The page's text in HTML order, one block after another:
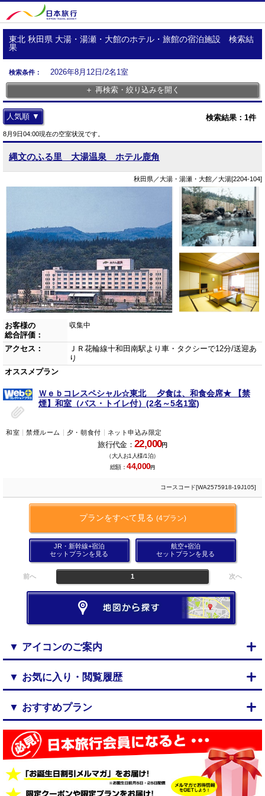
東北 秋田県 大湯・湯瀬・大館のホテル・旅館の宿泊施設 検索結
果
検索条件：
2026年8月12日/2名1室
＋ 再検索・絞り込みを開く
検索結果： 1件
人気順 ▼
8月9日04:00現在の空室状況です。
縄文のふる里 大湯温泉 ホテル鹿角
秋田県／大湯・湯瀬・大館／大湯[2204-104]
お客様の
総合評価：
収集中
アクセス：
ＪＲ花輪線十和田南駅より車・タクシーで12分/送迎あ
り
オススメプラン
Ｗｅｂコレスペシャル☆東北 夕食は、和食会席★ 【禁
煙】和室（バス・トイレ付）(2名～5名1室)
和室 禁煙ルーム 夕・朝食付 ネット申込み限定
旅行代金：22,000円
（大人お1人様/1泊）
総額：44,000円
コースコード[WA2575918-19J105]
プランをすべて見る (4プラン)
JR・新幹線+宿泊
セットプランを見る
航空+宿泊
セットプランを見る
前へ 1 次へ
▼ アイコンのご案内
▼ お気に入り・閲覧履歴
▼ おすすめプラン